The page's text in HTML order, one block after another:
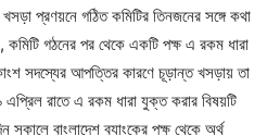
প্রণয়নে গঠিত কমিটির তিনজনের সঙ্গে কথা
কমিটি গঠনের পর থেকে একটি পক্ষ এ রকম ধারা
সদস্যের আপত্তির কারণে চূড়ান্ত খসড়ায় তা
রাতে এ রকম ধারা যুক্ত করার বিষয়টি
সকালে বাংলাদেশ ব্যাংকের পক্ষ থেকে অর্থ